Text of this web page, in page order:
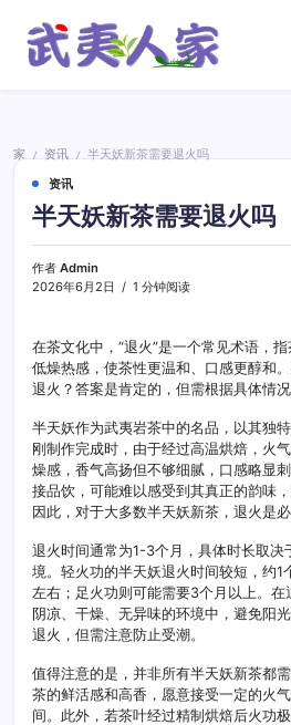
家
家 / 资讯 /
半天妖新茶需要退火吗
资讯
半天妖新茶需要退火吗
作者 Admin
2026年6月2日
1 分钟阅读
在茶文化中，“退火”是一个常见术语，
低燥热感，使茶性更温和、口感更醇和
退火？答案是肯定的，但需根据具体情况
半天妖作为武夷岩茶中的名品，以其独
刚制作完成时，由于经过高温烘焙，火
燥感，香气高扬但不够细腻，口感略显
接品饮，可能难以感受到其真正的韵味
因此，对于大多数半天妖新茶，退火是必
退火时间通常为1-3个月，具体时长取决
境。轻火功的半天妖退火时间较短，约1
左右；足火功则可能需要3个月以上。
阴凉、干燥、无异味的环境中，避免阳
退火，但需注意防止受潮。
值得注意的是，并非所有半天妖新茶都
茶的鲜活感和高香，愿意接受一定的火
间。此外，若茶叶经过精制烘焙后火功